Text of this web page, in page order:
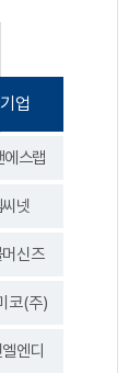
업
스랩
넷
신즈
코(주)
엔디